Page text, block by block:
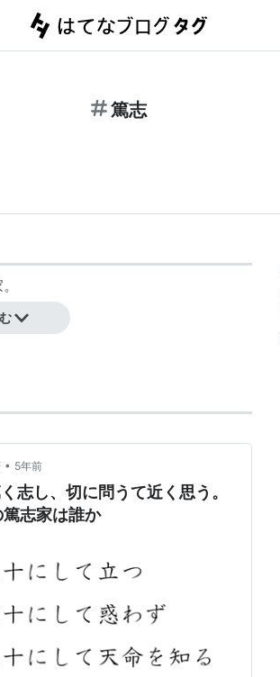
篤志
• 5年前
志し、切に問うて近く思う。
志家は誰か